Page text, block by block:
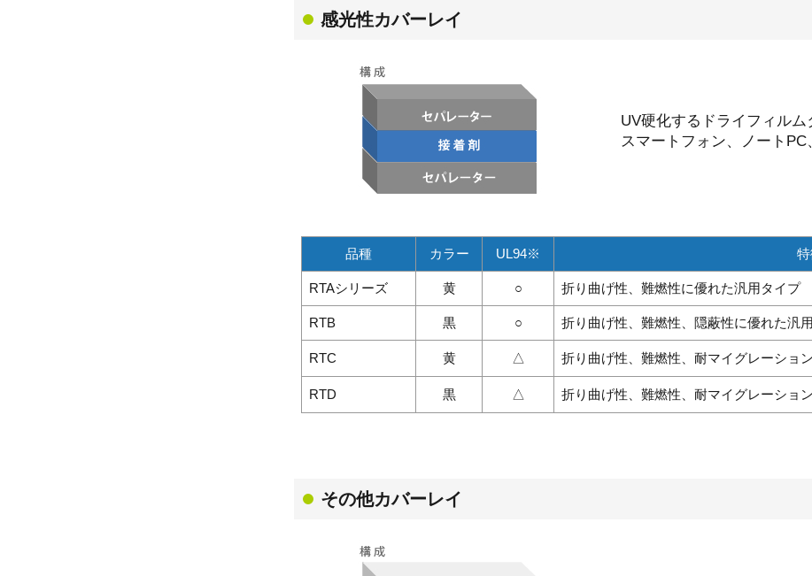
感光性カバーレイ
UV硬化するドライフィルム
スマートフォン、ノートPC
品種 カラー UL94※
RTAシリーズ 黄 ○ 折り曲げ性、難燃性に優れた汎用タイプ
RTB 黒 ○ 折り曲げ性、難燃性、隠蔽性に優れた汎
RTC 黄 △ 折り曲げ性、難燃性、耐マイグレーション
RTD 黒 △ 折り曲げ性、難燃性、耐マイグレーショ
その他カバーレイ